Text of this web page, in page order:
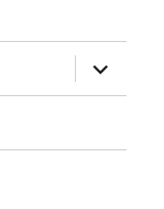
expandir